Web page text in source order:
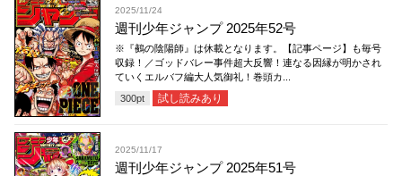
2025/11/24
週刊少年ジャンプ 2025年52号
※『鵺の陰陽師』は休載となります。【記事ページ】も毎号
収録！／ゴッドバレー事件超大反響！連なる因縁が明かされ
ていくエルバフ編大人気御礼！巻頭カ...
300pt 試し読みあり
2025/11/17
週刊少年ジャンプ 2025年51号